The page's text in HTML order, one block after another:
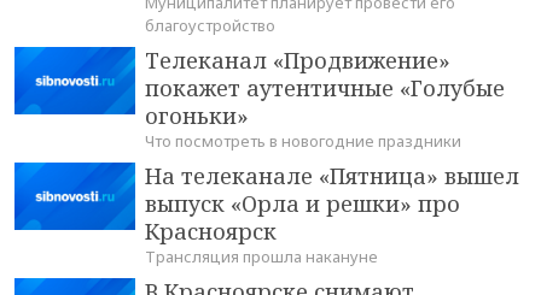
благоустройство
Телеканал «Продвижение»
покажет аутентичные «Голубые
огоньки»
Что посмотреть в новогодние праздники
На телеканале «Пятница» вышел
выпуск «Орла и решки» про
Красноярск
Трансляция прошла накануне